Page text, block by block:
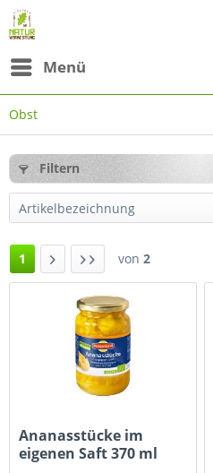
Menü
Obst
Filtern
1 von 2
Ananasstücke im
eigenen Saft 370 ml